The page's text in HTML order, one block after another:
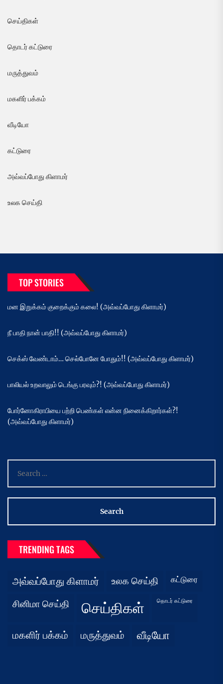
செய்திகள்
தொடர் கட்டுரை
மருத்துவம்
மகளிர் பக்கம்
வீடியோ
கட்டுரை
அவ்வப்போது கிளாமர்
உலக செய்தி
TOP STORIES
மன இறுக்கம் குறைக்கும் கலை! (அவ்வப்போது கிளாமர்)
நீ பாதி நான் பாதி!! (அவ்வப்போது கிளாமர்)
செக்ஸ் வேண்டாம்… செல்போனே போதும்!! (அவ்வப்போது கிளாமர்)
பாலியல் உறவாலும் டெங்கு பரவும்?! (அவ்வப்போது கிளாமர்)
போர்னோகிராபியை பற்றி பெண்கள் என்ன நினைக்கிறார்கள்?!
(அவ்வப்போது கிளாமர்)
for:
TRENDING TAGS
அவ்வப்போது கிளாமர் உலக செய்தி கட்டுரை
சினிமா செய்தி செய்திகள் தொடர் கட்டுரை
மகளிர் பக்கம் மருத்துவம் வீடியோ